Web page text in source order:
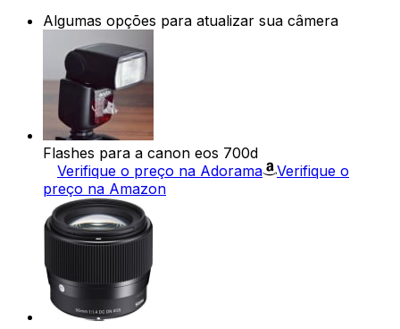
Algumas opções para atualizar sua câmera
Flashes para a canon eos 700d
Verifique o preço na Adorama
Verifique o
preço na Amazon